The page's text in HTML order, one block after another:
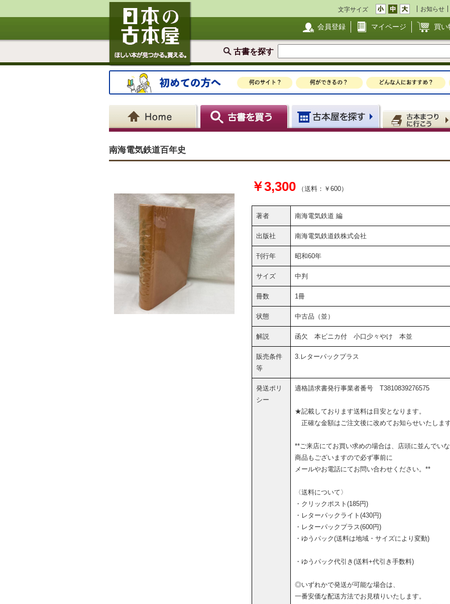
文字サイズ お知らせ
会員登録 マイページ 買い
古書を探す
南海電気鉄道百年史
￥3,300 （送料：￥600）
著者 南海電気鉄道 編
出版社 南海電気鉄道鉄株式会社
刊行年 昭和60年
サイズ 中判
冊数 1冊
状態 中古品（並）
解説 函欠 本ビニカ付 小口少々やけ 本並
販売条件
等
3.レターパックプラス
発送ポリ
シー
適格請求書発行事業者番号 T3810839276575
★記載しております送料は目安となります。
正確な金額はご注文後に改めてお知らせいたしま
**ご来店にてお買い求めの場合は、店頭に並んでい
商品もございますので必ず事前に
メールやお電話にてお問い合わせください。**
〈送料について〉
・クリックポスト(185円)
・レターパックライト(430円)
・レターパックプラス(600円)
・ゆうパック(送料は地域・サイズにより変動)
・ゆうパック代引き(送料+代引き手数料)
◎いずれかで発送が可能な場合は、
一番安価な配送方法でお見積りいたします。